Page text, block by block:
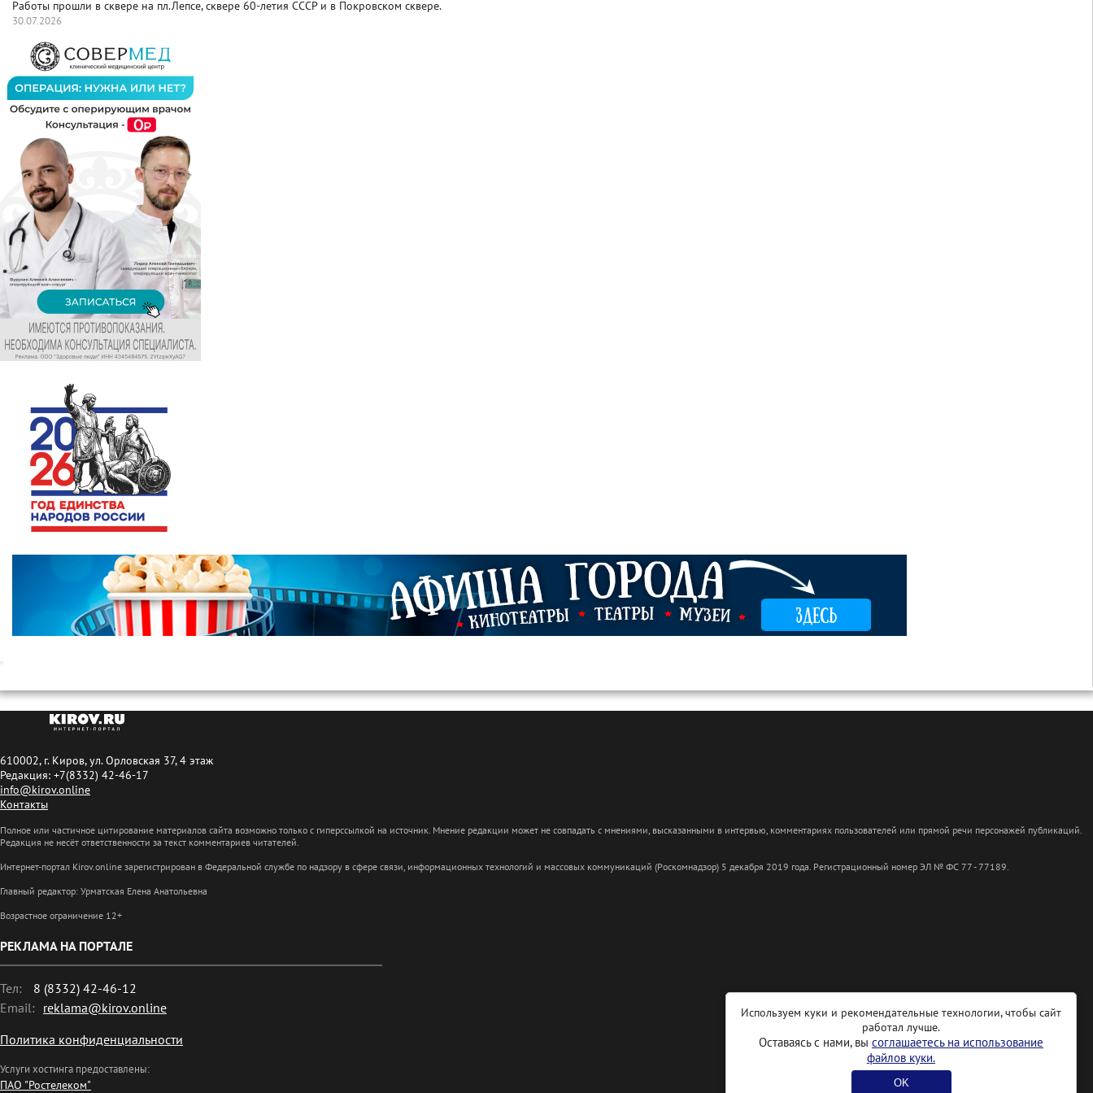
Работы прошли в сквере на пл.Лепсе, сквере 60-летия СССР и в Покровском сквере.
30.07.2026
610002, г. Киров, ул. Орловская 37, 4 этаж
Редакция: +7(8332) 42-46-17
info@kirov.online
Контакты
Полное или частичное цитирование материалов сайта возможно только с гиперссылкой на источник. Мнение редакции может не совпадать с мнениями, высказанными в интервью, комментариях пользователей или прямой речи персонажей публикаций.
Редакция не несёт ответственности за текст комментариев читателей.
Интернет-портал Kirov.online зарегистрирован в Федеральной службе по надзору в сфере связи, информационных технологий и массовых коммуникаций (Роскомнадзор) 5 декабря 2019 года. Регистрационный номер ЭЛ № ФС 77 - 77189.
Главный редактор: Урматская Елена Анатольевна
Возрастное ограничение 12+
РЕКЛАМА НА ПОРТАЛЕ
Тел:
8 (8332) 42-46-12
Email: reklama@kirov.online
Политика конфиденциальности
Услуги хостинга предоставлены:
ПАО "Ростелеком"
Используем куки и рекомендательные технологии, чтобы сайт
работал лучше.
Оставаясь с нами, вы соглашаетесь на использование
файлов куки.
OK